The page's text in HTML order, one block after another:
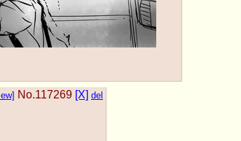
No.117269 [X] del